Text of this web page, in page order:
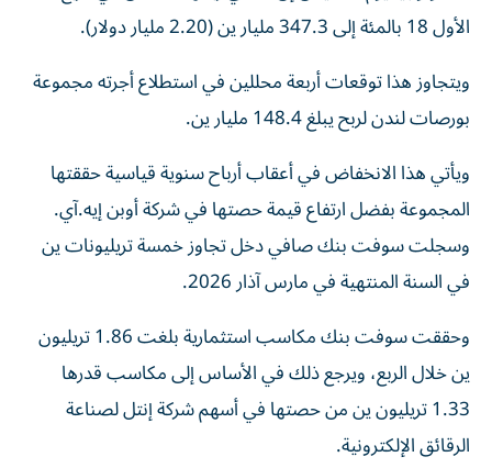
الأول 18 بالمئة إلى 347.3 مليار ‌ين (2.20 مليار دولار).
ويتجاوز هذا توقعات أربعة ⁠محللين في استطلاع أجرته مجموعة
بورصات لندن لربح يبلغ 148.4 مليار ين.
ويأتي هذا الانخفاض في أعقاب ​أرباح سنوية قياسية حققتها
المجموعة ‌بفضل ارتفاع قيمة حصتها في شركة أوبن إيه.آي.
⁠وسجلت سوفت بنك صافي دخل تجاوز خمسة تريليونات ين ​
في ‌السنة المنتهية في ‌مارس آذار 2026.
وحققت سوفت بنك مكاسب استثمارية بلغت 1.86 تريليون
‌ين خلال الربع، ‌ويرجع ذلك ⁠في الأساس إلى ‌مكاسب قدرها
1.33 تريليون ين من حصتها ⁠في أسهم ​شركة إنتل لصناعة
الرقائق الإلكترونية.